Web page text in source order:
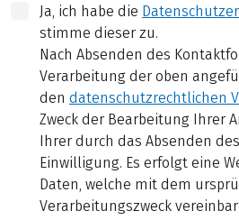
Ja, ich habe die
stimme dieser zu.
Nach Absenden des
Verarbeitung der oben
den datenschutzrechtlichen
Zweck der Bearbeitung Ihrer
Ihrer durch das Absenden
Einwilligung. Es erfolgt eine
Daten, welche mit dem
Verarbeitungszweck